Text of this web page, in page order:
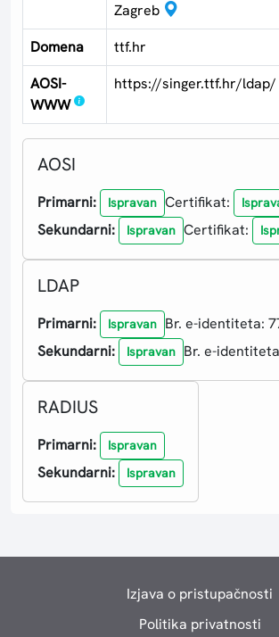
Zagreb
Domena
ttf.hr
AOSI-
WWW
https://singer.ttf.hr/ldap/
AOSI
Primarni: Ispravan Certifikat:
Sekundarni: Ispravan Certifikat:
LDAP
Primarni: Ispravan Br. e-identiteta:
Sekundarni:
Ispravan Br. e-
RADIUS
Primarni: Ispravan
Sekundarni: Ispravan
Izjava o pristupačnosti
Politika privatnosti